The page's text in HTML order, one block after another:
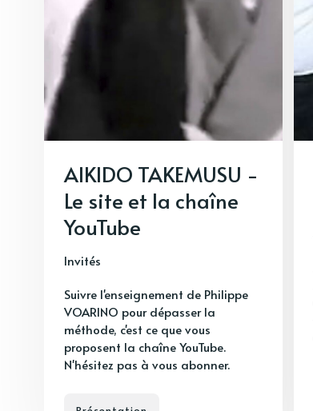
AIKIDO TAKEMUSU -
Le site et la chaîne
YouTube
Invités
Suivre l'enseignement de Philippe
VOARINO pour dépasser la
méthode, c'est ce que vous
proposent la chaîne YouTube.
N'hésitez pas à vous abonner.